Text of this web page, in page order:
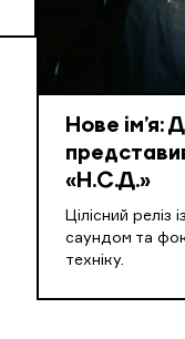
Нове
«Н.С.Д.»
Цілісний реліз
саундом та
техніку.